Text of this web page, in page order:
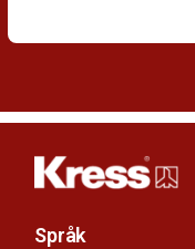
Språk